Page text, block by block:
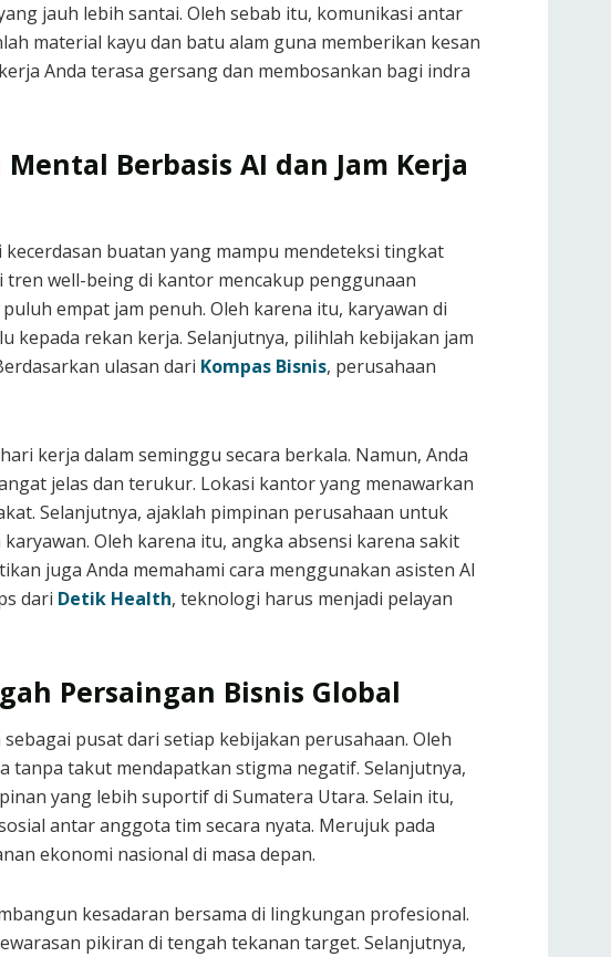
jauh lebih santai. Oleh sebab itu, komunikasi antar
material kayu dan batu alam guna memberikan kesan
Anda terasa gersang dan membosankan bagi indra
Berbasis AI dan Jam Kerja
buatan yang mampu mendeteksi tingkat
well-being di kantor mencakup penggunaan
empat jam penuh. Oleh karena itu, karyawan di
kepada rekan kerja. Selanjutnya, pilihlah kebijakan jam
ulasan dari Kompas Bisnis, perusahaan
kerja dalam seminggu secara berkala. Namun, Anda
jelas dan terukur. Lokasi kantor yang menawarkan
Selanjutnya, ajaklah pimpinan perusahaan untuk
Oleh karena itu, angka absensi karena sakit
juga Anda memahami cara menggunakan asisten AI
dari Detik Health, teknologi harus menjadi pelayan
Persaingan Bisnis Global
pusat dari setiap kebijakan perusahaan. Oleh
takut mendapatkan stigma negatif. Selanjutnya,
yang lebih suportif di Sumatera Utara. Selain itu,
antar anggota tim secara nyata. Merujuk pada
ekonomi nasional di masa depan.
kesadaran bersama di lingkungan profesional.
pikiran di tengah tekanan target. Selanjutnya,